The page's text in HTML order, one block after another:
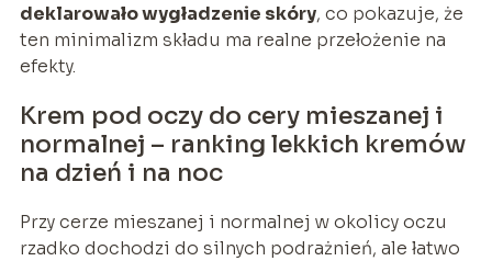
deklarowało wygładzenie skóry, co pokazuje, że
ten minimalizm składu ma realne przełożenie na
efekty.
Krem pod oczy do cery mieszanej i
normalnej – ranking lekkich kremów
na dzień i na noc
Przy cerze mieszanej i normalnej w okolicy oczu
rzadko dochodzi do silnych podrażnień, ale łatwo